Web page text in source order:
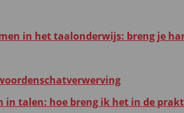
in het taalonderwijs: breng je
in talen: hoe breng ik het in de